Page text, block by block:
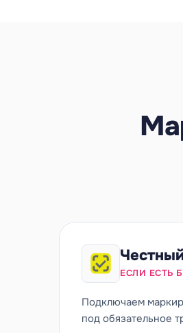
ЕСЛИ ЕСТЬ
Подключаем
под обязательное